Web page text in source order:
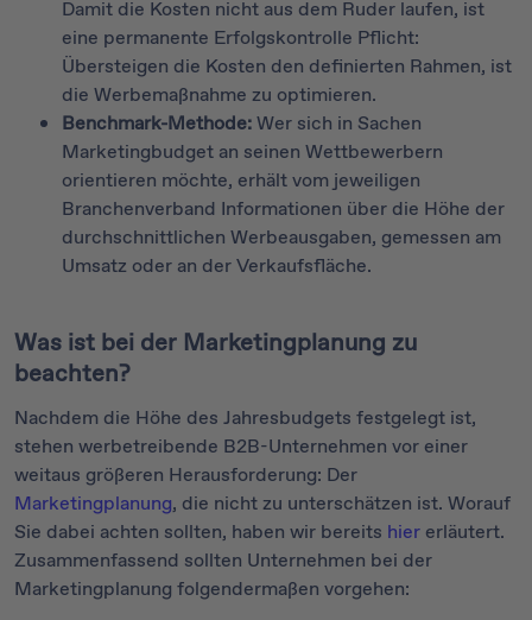
Damit die Kosten nicht aus dem Ruder laufen, ist
eine permanente Erfolgskontrolle Pflicht:
Übersteigen die Kosten den definierten Rahmen, ist
die Werbemaßnahme zu optimieren.
Benchmark-Methode:Wer sich in Sachen
Marketingbudget an seinen Wettbewerbern
orientieren möchte, erhält vom jeweiligen
Branchenverband Informationen über die Höhe der
durchschnittlichen Werbeausgaben, gemessen am
Umsatz oder an der Verkaufsfläche.
Was ist bei der Marketingplanung zu
beachten?
Nachdem die Höhe des Jahresbudgets festgelegt ist,
stehen werbetreibende B2B-Unternehmen vor einer
weitaus größeren Herausforderung: Der
Marketingplanung, die nicht zu unterschätzen ist. Worauf
Sie dabei achten sollten, haben wir bereits hier erläutert.
Zusammenfassend sollten Unternehmen bei der
Marketingplanung folgendermaßen vorgehen: